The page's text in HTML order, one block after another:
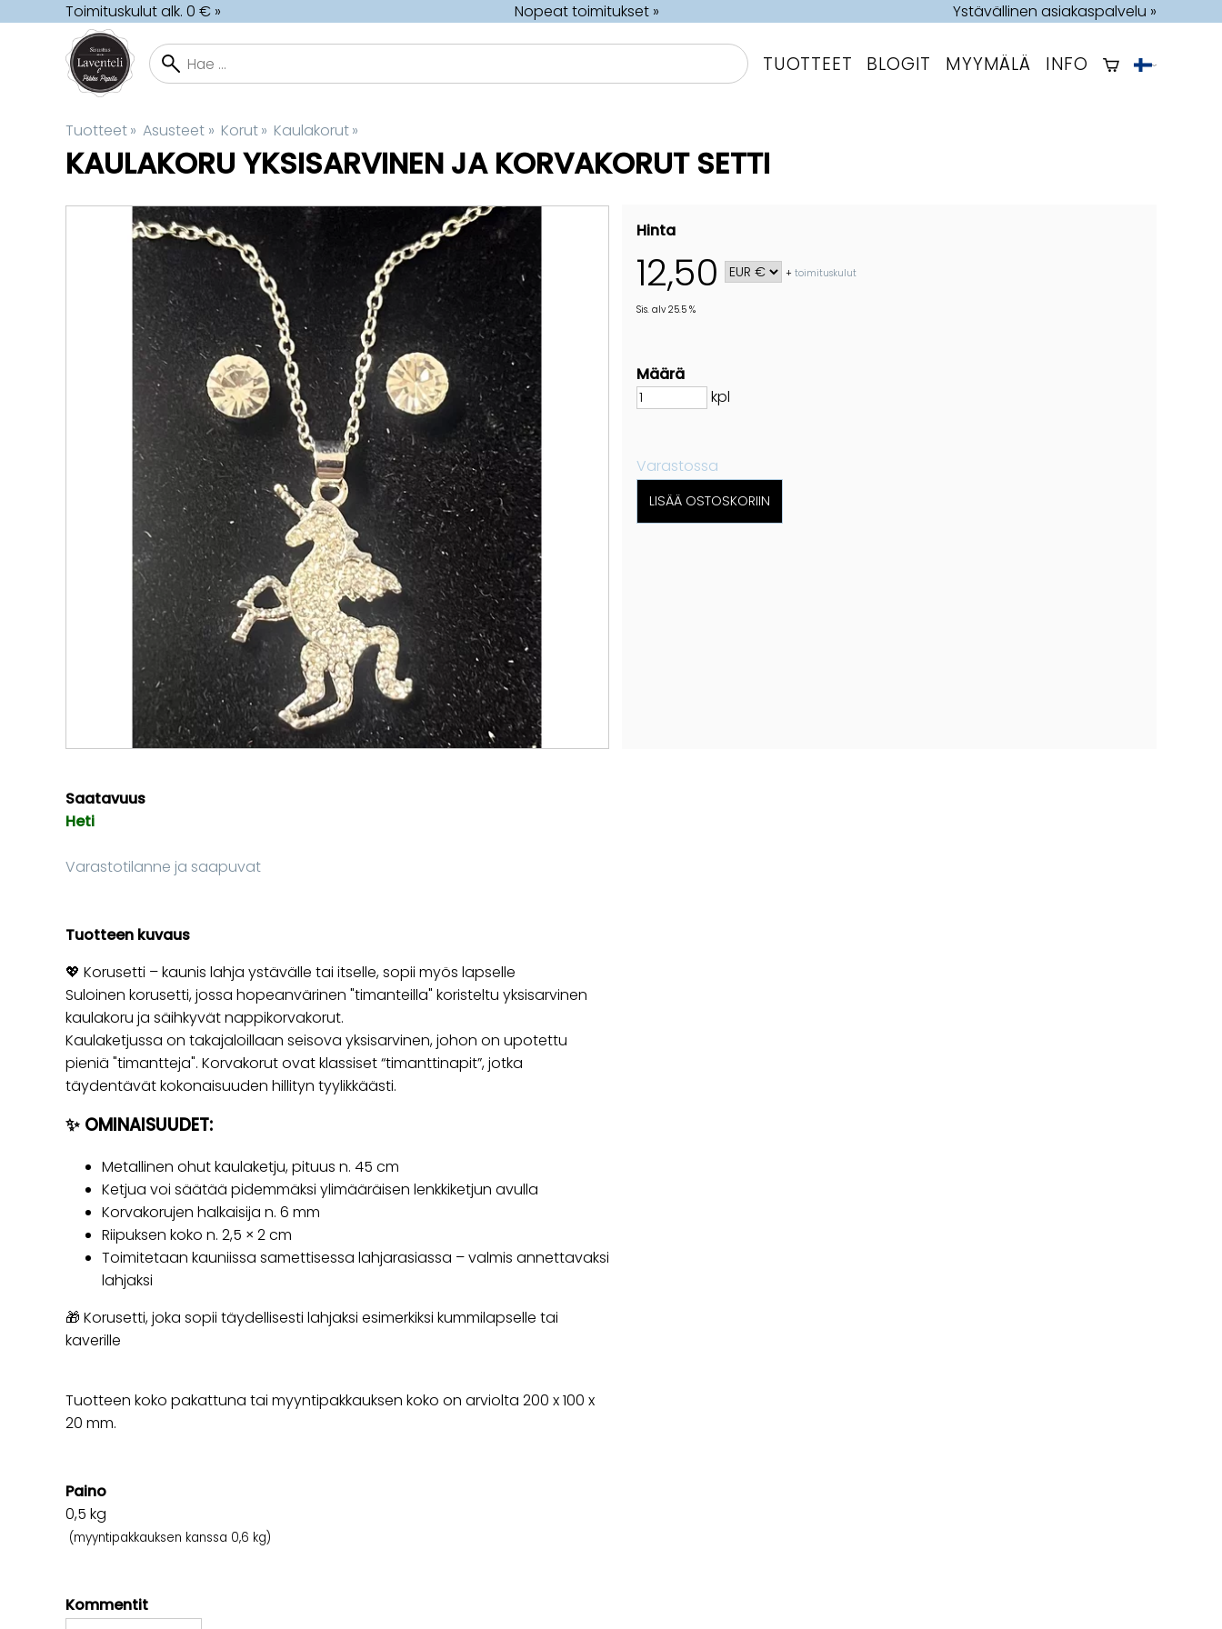
Toimituskulut alk. 0 € » Nopeat toimitukset » Ystävällinen asiakaspalvelu »
TUOTTEET BLOGIT MYYMÄLÄ INFO
Tuotteet‪» Asusteet ‪» Korut‪» Kaulakorut‪»
KAULAKORU YKSISARVINEN JA KORVAKORUT SETTI
Hinta
12,50 +toimituskulut
Sis. alv 25.5 %
Määrä
kpl
Varastossa
Saatavuus
Heti
Varastotilanne ja saapuvat
Tuotteen kuvaus
💖 Korusetti – kaunis lahja ystävälle tai itselle, sopii myös lapselle
Suloinen korusetti, jossa hopeanvärinen "timanteilla" koristeltu yksisarvinen
kaulakoru ja säihkyvät nappikorvakorut.
Kaulaketjussa on takajaloillaan seisova yksisarvinen, johon on upotettu
pieniä "timantteja". Korvakorut ovat klassiset “timanttinapit”, jotka
täydentävät kokonaisuuden hillityn tyylikkäästi.
✨ OMINAISUUDET:
Metallinen ohut kaulaketju, pituus n. 45 cm
Ketjua voi säätää pidemmäksi ylimääräisen lenkkiketjun avulla
Korvakorujen halkaisija n. 6 mm
Riipuksen koko n. 2,5 × 2 cm
Toimitetaan kauniissa samettisessa lahjarasiassa – valmis annettavaksi
lahjaksi
🎁 Korusetti, joka sopii täydellisesti lahjaksi esimerkiksi kummilapselle tai
kaverille
Tuotteen koko pakattuna tai myyntipakkauksen koko on arviolta 200 x 100 x
20 mm.
Paino
0,5 kg
(myyntipakkauksen kanssa 0,6 kg)
Kommentit